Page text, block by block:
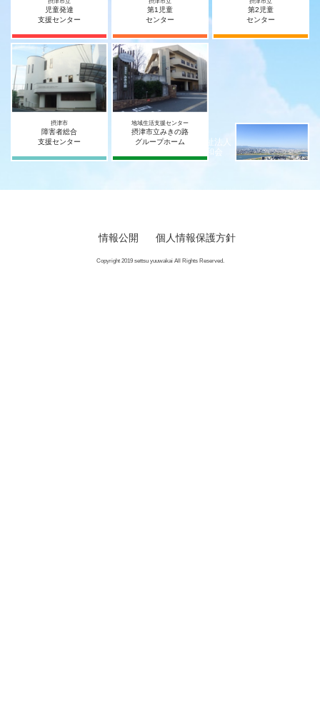
社会福祉法人
摂津宥和会
児童発達
支援センター
第1児童
センター
第2児童
センター
摂津市
障害者総合
支援センター
地域生活支援センター
摂津市立みきの路
グループホーム
情報公開 個人情報保護方針
Copyright 2019 settsu yuuwakai All Rights Reserved.